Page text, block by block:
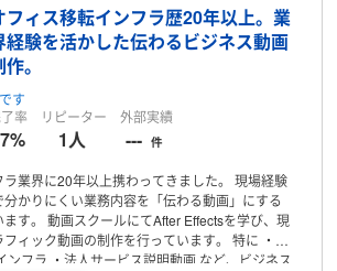
たメッセージ等は週明けのご返信となります
い。
を整えるだけ」ではなく、想いやメッセージ
す。
」そんな場合も安心してご相談ください。
ております。
フィス移転インフラ歴20年以上。業
経験を活かした伝わるビジネス動画
。
す
率 リピーター
1人
外部実績
--- 件
業界に20年以上携わってきました。
現場経験
かりにくい業務内容を「伝わる動画」にする
す。
動画スクールにてAfter Effectsを学び、現
ィック動画の制作を行っています。
特に ・オ
ンフラ ・法人サービス説明動画 など、ビジネス